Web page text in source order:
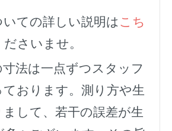
いての詳しい説明は こち
さいませ。
法は一点ずつスタッフ
おります。測り方や生
して、若干の誤差が生